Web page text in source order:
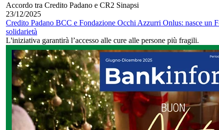
Accordo tra Credito Padano e CR2 Sinapsi
23/12/2025
Credito Padano BCC e Fondazione Occhi Azzurri Onlus: nasce un
solidarietà
L'iniziativa garantirà l’accesso alle cure alle persone più fragili.